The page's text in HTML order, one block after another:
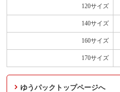
120サイズ
140サイズ
160サイズ
170サイズ
ゆうパックトップページへ